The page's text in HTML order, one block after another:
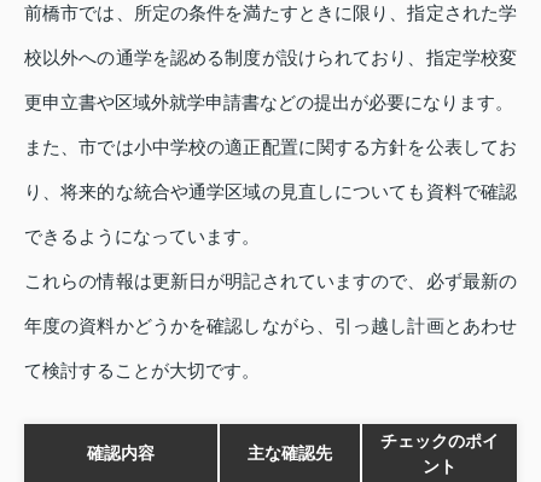
前橋市では、所定の条件を満たすときに限り、指定された学
校以外への通学を認める制度が設けられており、指定学校変
更申立書や区域外就学申請書などの提出が必要になります。
また、市では小中学校の適正配置に関する方針を公表してお
り、将来的な統合や通学区域の見直しについても資料で確認
できるようになっています。
これらの情報は更新日が明記されていますので、必ず最新の
年度の資料かどうかを確認しながら、引っ越し計画とあわせ
て検討することが大切です。
確認内容 主な確認先
チェックのポイ
ント